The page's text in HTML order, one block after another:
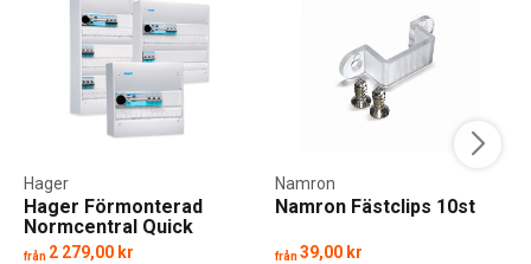
Hager Förmonterad
Normcentral Quick
Connect
Hager
från 2 279,00 kr
Namron Fästclips 10st
Namron
från 39,00 kr